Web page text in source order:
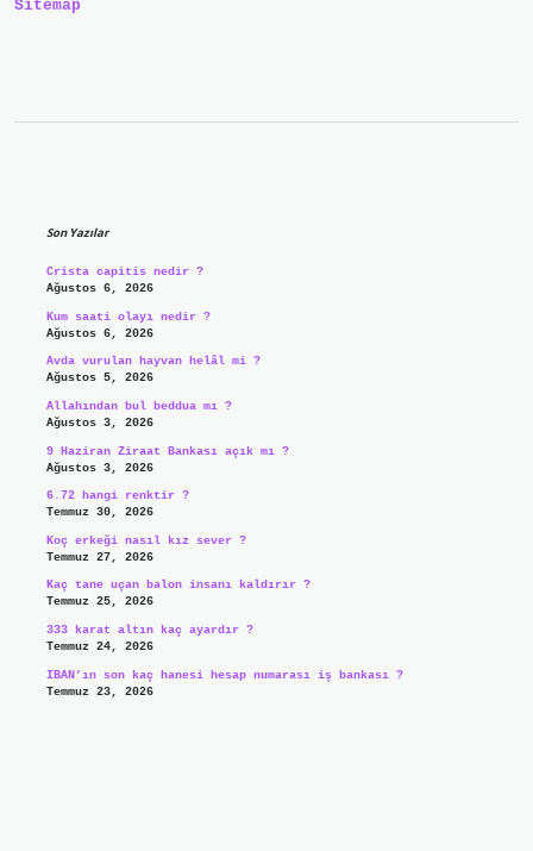
Sitemap
Son Yazılar
Crista capitis nedir ?
Ağustos 6, 2026
Kum saati olayı nedir ?
Ağustos 6, 2026
Avda vurulan hayvan helâl mi ?
Ağustos 5, 2026
Allahından bul beddua mı ?
Ağustos 3, 2026
9 Haziran Ziraat Bankası açık mı ?
Ağustos 3, 2026
6.72 hangi renktir ?
Temmuz 30, 2026
Koç erkeği nasıl kız sever ?
Temmuz 27, 2026
Kaç tane uçan balon insanı kaldırır ?
Temmuz 25, 2026
333 karat altın kaç ayardır ?
Temmuz 24, 2026
IBAN’ın son kaç hanesi hesap numarası iş bankası ?
Temmuz 23, 2026